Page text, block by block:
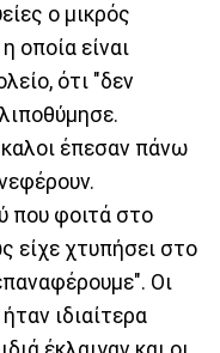
ο μικρός
οποία είναι
ότι "δεν
έπεσαν πάνω
που φοιτά στο
είχε χτυπήσει στο
Οι
ιδιαίτερα